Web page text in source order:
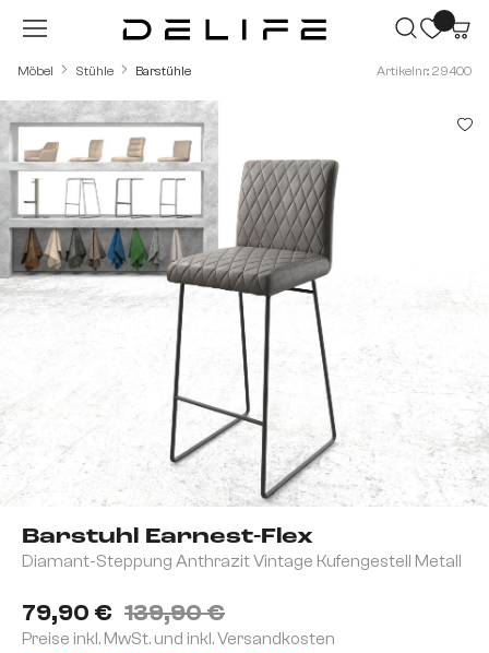
Zum Hauptinhalt springen
Möbel Stühle Barstühle Artikelnr.: 29400
Barstuhl Earnest-Flex
Diamant-Steppung Anthrazit Vintage Kufengestell Metall
79,90 € 139,90 €
Preise inkl. MwSt. und inkl. Versandkosten
Bildergalerie überspringen